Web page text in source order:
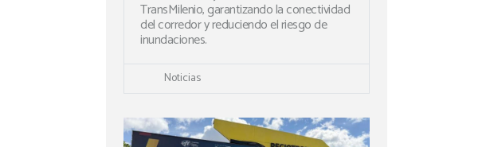
TransMilenio, garantizando la conectividad
del corredor y reduciendo el riesgo de
inundaciones.
Noticias